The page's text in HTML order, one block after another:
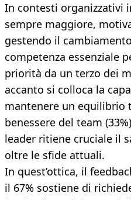
In contesti organizzativi
sempre maggiore,
gestendo il
competenza essenziale
priorità da un terzo dei
accanto si colloca la
mantenere un equilibrio
benessere del team
leader ritiene cruciale il
oltre le sfide attuali.
In quest’ottica, il
il 67% sostiene di